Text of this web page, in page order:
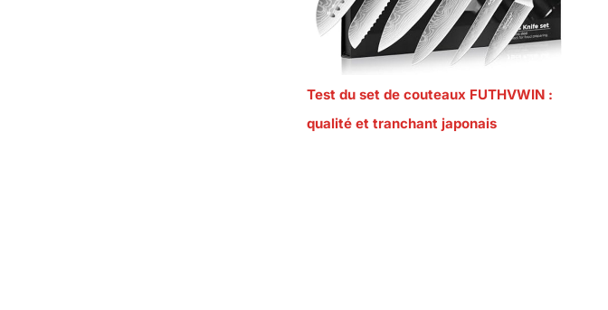
Test du set de couteaux FUTHVWIN :
qualité et tranchant japonais